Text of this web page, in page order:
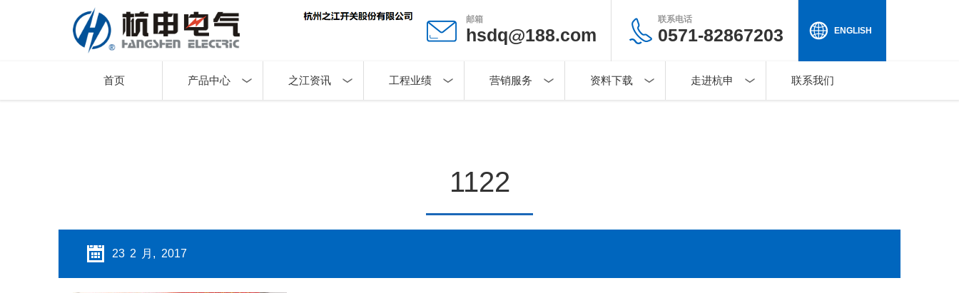
邮箱
hsdq@188.com
联系电话
0571-82867203 ENGLISH
首页 产品中心 之江资讯 工程业绩 营销服务 资料下载 走进杭申 联系我们
1122
23 2 月, 2017